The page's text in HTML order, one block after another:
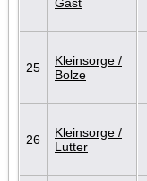
25
Kleinsorge /
Bolze
26
Kleinsorge /
Lutter